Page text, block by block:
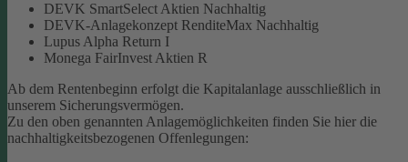
DEVK SmartSelect Aktien Nachhaltig
DEVK-Anlagekonzept RenditeMax Nachhaltig
Lupus Alpha Return I
Monega FairInvest Aktien R
Ab dem Rentenbeginn erfolgt die Kapitalanlage ausschließlich in
unserem Sicherungsvermögen.
Zu den oben genannten Anlagemöglichkeiten finden Sie hier die
nachhaltigkeitsbezogenen Offenlegungen: